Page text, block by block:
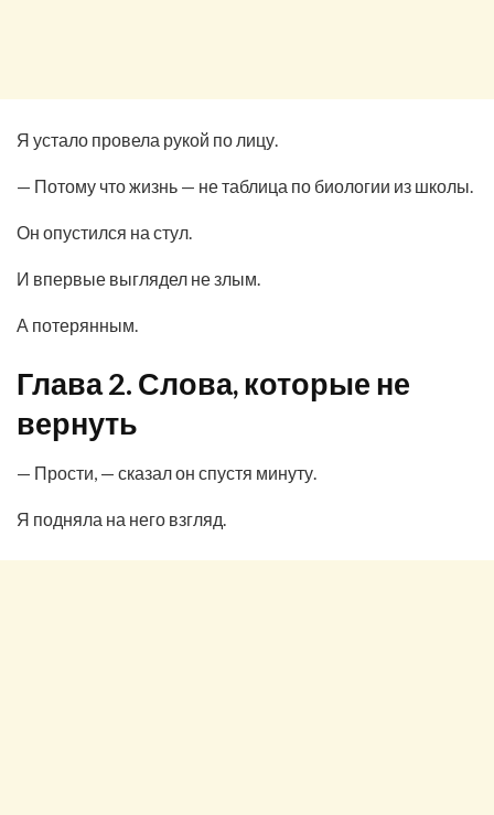
Я устало провела рукой по лицу.
— Потому что жизнь — не таблица по биологии из школы.
Он опустился на стул.
И впервые выглядел не злым.
А потерянным.
Глава 2. Слова, которые не
вернуть
— Прости, — сказал он спустя минуту.
Я подняла на него взгляд.